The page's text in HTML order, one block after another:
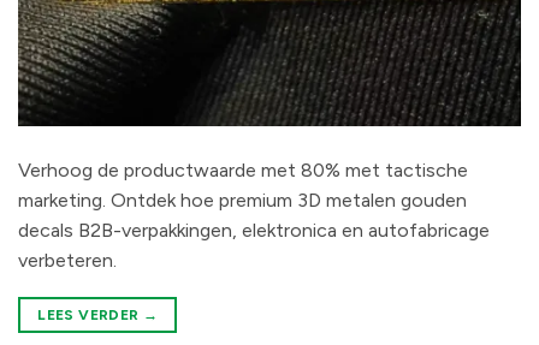
Verhoog de productwaarde met 80% met tactische
marketing. Ontdek hoe premium 3D metalen gouden
decals B2B-verpakkingen, elektronica en autofabricage
verbeteren.
LEES VERDER →